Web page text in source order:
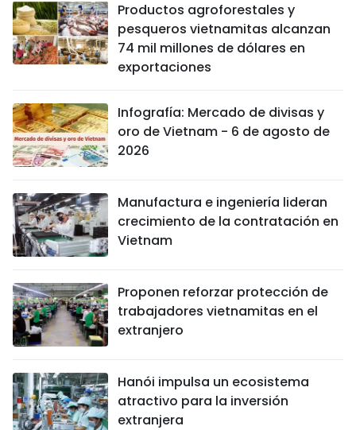
Productos agroforestales y
pesqueros vietnamitas alcanzan
74 mil millones de dólares en
exportaciones
Infografía: Mercado de divisas y
oro de Vietnam - 6 de agosto de
2026
Manufactura e ingeniería lideran
crecimiento de la contratación en
Vietnam
Proponen reforzar protección de
trabajadores vietnamitas en el
extranjero
Hanói impulsa un ecosistema
atractivo para la inversión
extranjera